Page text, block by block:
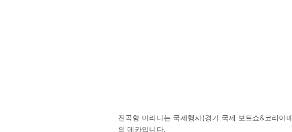
전곡항 마리나는 국제행사(경기 국제 보트쇼&코리아
의 메카입니다.